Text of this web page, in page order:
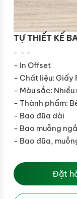
TỰ THIẾT KẾ
***
- In Offset
- Chất liệu: Giấy
- Màu sắc: Nhiều
- Thành phẩm:
- Bao đũa dài
- Bao muỗng
- Bao đũa,
Đặt